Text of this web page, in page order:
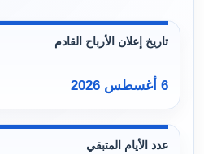
تاريخ إعلان الأرباح القادم
6 أغسطس 2026
عدد الأيام المتبقي